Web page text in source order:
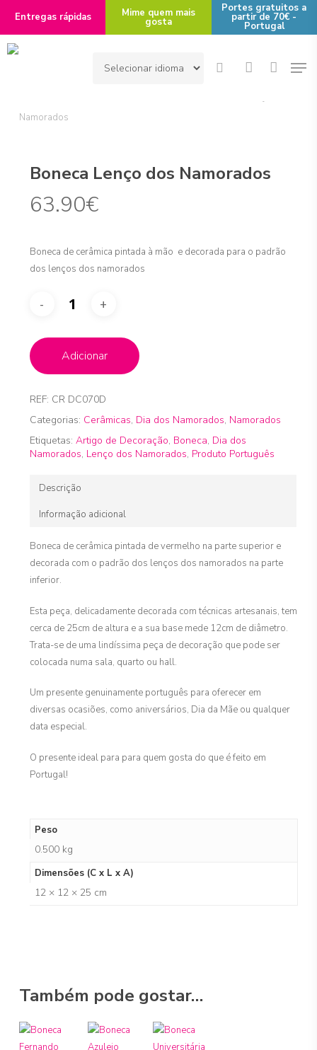
main
content
Entregas rápidas Mime quem mais
gosta
Portes gratuitos a
partir de 70€ -
Portugal
searchaccount
Namorados
Boneca Lenço dos Namorados
63.90€
Boneca de cerâmica pintada à mão e decorada para o padrão
dos lenços dos namorados
Adicionar
REF: CR DC070D
Categorias: Cerâmicas, Dia dos Namorados, Namorados
Etiquetas: Artigo de Decoração, Boneca, Dia dos
Namorados, Lenço dos Namorados, Produto Português
Descrição
Informação adicional
Boneca de cerâmica pintada de vermelho na parte superior e
decorada com o padrão dos lenços dos namorados na parte
inferior.
Esta peça, delicadamente decorada com técnicas artesanais, tem
cerca de 25cm de altura e a sua base mede 12cm de diâmetro.
Trata-se de uma lindíssima peça de decoração que pode ser
colocada numa sala, quarto ou hall.
Um presente genuinamente português para oferecer em
diversas ocasiões, como aniversários, Dia da Mãe ou qualquer
data especial.
O presente ideal para para quem gosta do que é feito em
Portugal!
Peso
0.500 kg
Dimensões (C x L x A)
12 × 12 × 25 cm
Também pode gostar…